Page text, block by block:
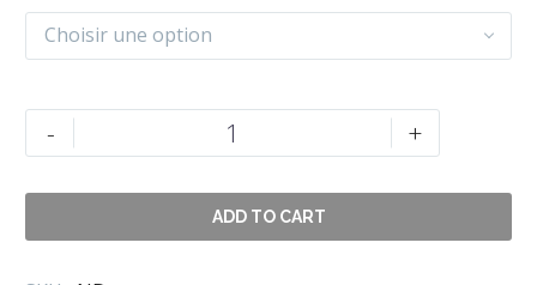
Choisir une option
-
quantité
de
100%
+
ADD TO CART